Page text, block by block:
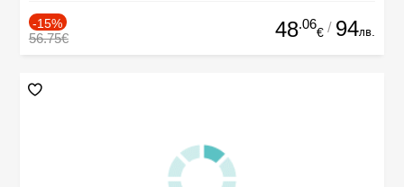
-15%
56.75€ 48.06
€ / 94лв.